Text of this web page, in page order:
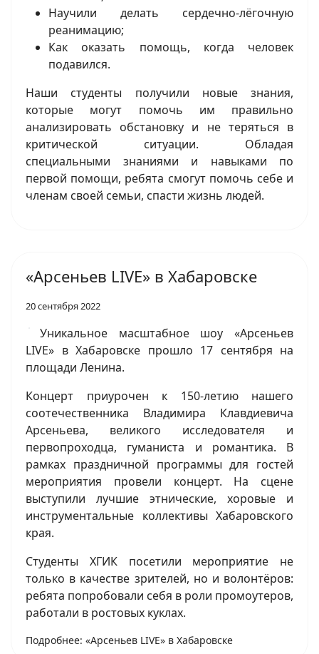
Научили делать сердечно-лёгочную
реанимацию;
Как оказать помощь, когда человек
подавился.
Наши студенты получили новые знания,
которые могут помочь им правильно
анализировать обстановку и не теряться в
критической ситуации. Обладая
специальными знаниями и навыками по
первой помощи, ребята смогут помочь себе и
членам своей семьи, спасти жизнь людей.
«Арсеньев LIVE» в Хабаровске
20 сентября 2022
Уникальное масштабное шоу «Арсеньев
LIVE» в Хабаровске прошло 17 сентября на
площади Ленина.
Концерт приурочен к 150-летию нашего
соотечественника Владимира Клавдиевича
Арсеньева, великого исследователя и
первопроходца, гуманиста и романтика. В
рамках праздничной программы для гостей
мероприятия провели концерт. На сцене
выступили лучшие этнические, хоровые и
инструментальные коллективы Хабаровского
края.
Студенты ХГИК посетили мероприятие не
только в качестве зрителей, но и волонтёров:
ребята попробовали себя в роли промоутеров,
работали в ростовых куклах.
Подробнее: «Арсеньев LIVE» в Хабаровске